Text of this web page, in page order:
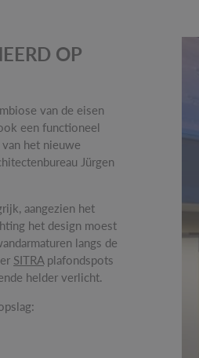
OP
van de eisen
een functioneel
het nieuwe
Jürgen
aangezien het
het design moest
langs de
SITRAplafondspots
helder verlicht.